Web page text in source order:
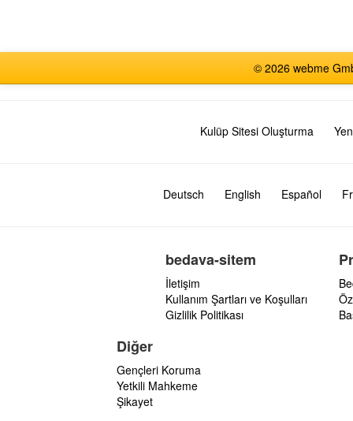
© 2026 webme
Kulüp Sitesi Oluşturma
Deutsch English Español
bedava-sitem
İletişim
Kullanım Şartları ve Koşulları
Gizlilik Politikası
Diğer
Gençleri Koruma
Yetkili Mahkeme
Şikayet